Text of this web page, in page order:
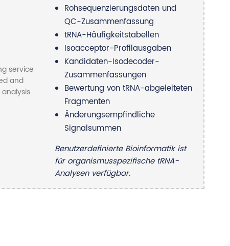
Rohsequenzierungsdaten und
QC-Zusammenfassung
tRNA-Häufigkeitstabellen
Isoacceptor-Profilausgaben
Kandidaten-Isodecoder-
Zusammenfassungen
Bewertung von tRNA-abgeleiteten
Fragmenten
Änderungsempfindliche
Signalsummen
Benutzerdefinierte Bioinformatik ist
für organismusspezifische tRNA-
Analysen verfügbar.